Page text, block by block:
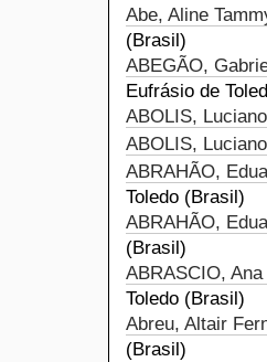
Abe, Aline
(Brasil)
ABEGÃO,
Eufrásio de
ABOLIS,
ABOLIS,
ABRAHÃO,
Toledo (Brasil)
ABRAHÃO,
(Brasil)
ABRASCIO,
Toledo (Brasil)
Abreu, Altair
(Brasil)